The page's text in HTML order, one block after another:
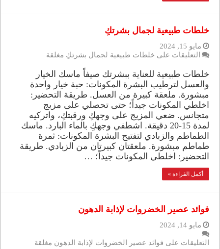
خلطات طبيعية لجمال بشرتكِ
مايو 15, 2024
التعليقات على خلطات طبيعية لجمال بشرتكِ مغلقة
خلطات طبيعية للعناية ببشرتك صيفاً ماسك الخيار
والعسل لترطيب البشرة المكونات: حبة خيار واحدة
مبشورة. ملعقة كبيرة من العسل. طريقة التحضير:
اخلطي المكونات جيداً؛ حتى تحصلي على مزيج
متجانس. ضعي المزيج على وجهكِ ورقبتكِ، واتركيه
لمدة 15-20 دقيقة. اشطفي وجهكِ بالماء البارد. ماسك
الطماطم والزبادي لتفتيح البشرة المكونات: ثمرة
طماطم مبشورة. ملعقتان كبيرتان من الزبادي. طريقة
التحضير: اخلطي المكونات جيداً؛ …
أكمل القراءة »
فوائد عصير الخضروات لإذابة الدهون
مايو 14, 2024
التعليقات على فوائد عصير الخضروات لإذابة الدهون مغلقة